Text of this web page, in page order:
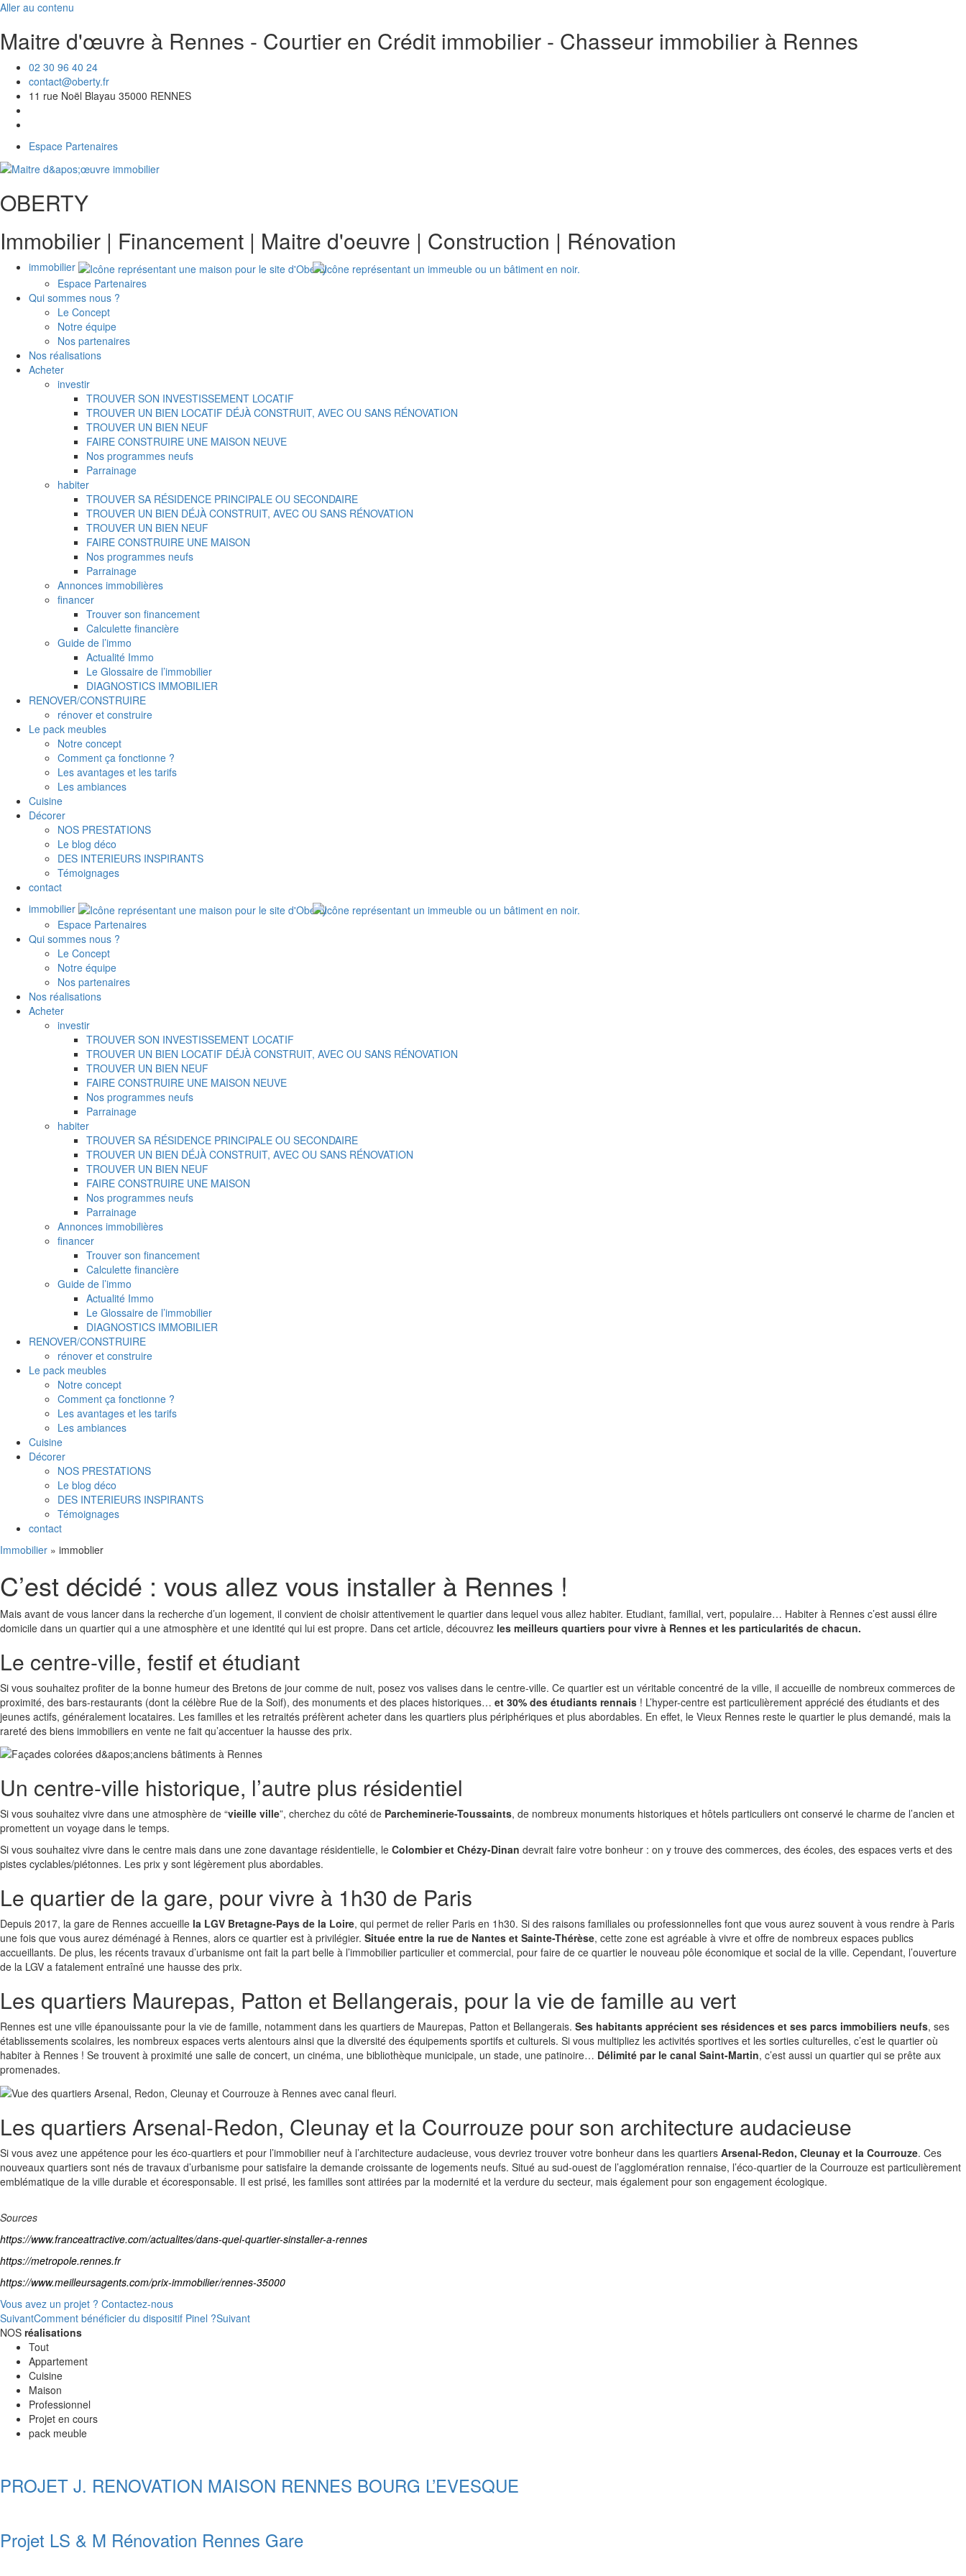
Aller au contenu
Maitre d'œuvre à Rennes - Courtier en Crédit immobilier - Chasseur immobilier à Rennes
02 30 96 40 24
contact@oberty.fr
11 rue Noël Blayau 35000 RENNES
Espace Partenaires
OBERTY
Immobilier | Financement | Maitre d'oeuvre | Construction | Rénovation
immobilier
Espace Partenaires
Qui sommes nous ?
Le Concept
Notre équipe
Nos partenaires
Nos réalisations
Acheter
investir
TROUVER SON INVESTISSEMENT LOCATIF
TROUVER UN BIEN LOCATIF DÉJÀ CONSTRUIT, AVEC OU SANS RÉNOVATION
TROUVER UN BIEN NEUF
FAIRE CONSTRUIRE UNE MAISON NEUVE
Nos programmes neufs
Parrainage
habiter
TROUVER SA RÉSIDENCE PRINCIPALE OU SECONDAIRE
TROUVER UN BIEN DÉJÀ CONSTRUIT, AVEC OU SANS RÉNOVATION
TROUVER UN BIEN NEUF
FAIRE CONSTRUIRE UNE MAISON
Nos programmes neufs
Parrainage
Annonces immobilières
financer
Trouver son financement
Calculette financière
Guide de l’immo
Actualité Immo
Le Glossaire de l’immobilier
DIAGNOSTICS IMMOBILIER
RENOVER/CONSTRUIRE
rénover et construire
Le pack meubles
Notre concept
Comment ça fonctionne ?
Les avantages et les tarifs
Les ambiances
Cuisine
Décorer
NOS PRESTATIONS
Le blog déco
DES INTERIEURS INSPIRANTS
Témoignages
contact
immobilier
Espace Partenaires
Qui sommes nous ?
Le Concept
Notre équipe
Nos partenaires
Nos réalisations
Acheter
investir
TROUVER SON INVESTISSEMENT LOCATIF
TROUVER UN BIEN LOCATIF DÉJÀ CONSTRUIT, AVEC OU SANS RÉNOVATION
TROUVER UN BIEN NEUF
FAIRE CONSTRUIRE UNE MAISON NEUVE
Nos programmes neufs
Parrainage
habiter
TROUVER SA RÉSIDENCE PRINCIPALE OU SECONDAIRE
TROUVER UN BIEN DÉJÀ CONSTRUIT, AVEC OU SANS RÉNOVATION
TROUVER UN BIEN NEUF
FAIRE CONSTRUIRE UNE MAISON
Nos programmes neufs
Parrainage
Annonces immobilières
financer
Trouver son financement
Calculette financière
Guide de l’immo
Actualité Immo
Le Glossaire de l’immobilier
DIAGNOSTICS IMMOBILIER
RENOVER/CONSTRUIRE
rénover et construire
Le pack meubles
Notre concept
Comment ça fonctionne ?
Les avantages et les tarifs
Les ambiances
Cuisine
Décorer
NOS PRESTATIONS
Le blog déco
DES INTERIEURS INSPIRANTS
Témoignages
contact
Immobilier » immoblier
C’est décidé : vous allez vous installer à Rennes !
Mais avant de vous lancer dans la recherche d’un logement, il convient de choisir attentivement le quartier dans lequel vous allez habiter. Etudiant, familial, vert, populaire… Habiter à Rennes c’est aussi élire
domicile dans un quartier qui a une atmosphère et une identité qui lui est propre. Dans cet article, découvrez les meilleurs quartiers pour vivre à Rennes et les particularités de chacun.
Le centre-ville, festif et étudiant
Si vous souhaitez profiter de la bonne humeur des Bretons de jour comme de nuit, posez vos valises dans le centre-ville. Ce quartier est un véritable concentré de la ville, il accueille de nombreux commerces de
proximité, des bars-restaurants (dont la célèbre Rue de la Soif), des monuments et des places historiques… et 30% des étudiants rennais ! L’hyper-centre est particulièrement apprécié des étudiants et des
jeunes actifs, généralement locataires. Les familles et les retraités préfèrent acheter dans les quartiers plus périphériques et plus abordables. En effet, le Vieux Rennes reste le quartier le plus demandé, mais la
rareté des biens immobiliers en vente ne fait qu’accentuer la hausse des prix.
Un centre-ville historique, l’autre plus résidentiel
Si vous souhaitez vivre dans une atmosphère de “vieille ville”, cherchez du côté de Parcheminerie-Toussaints, de nombreux monuments historiques et hôtels particuliers ont conservé le charme de l’ancien et
promettent un voyage dans le temps.
Si vous souhaitez vivre dans le centre mais dans une zone davantage résidentielle, le Colombier et Chézy-Dinan devrait faire votre bonheur : on y trouve des commerces, des écoles, des espaces verts et des
pistes cyclables/piétonnes. Les prix y sont légèrement plus abordables.
Le quartier de la gare, pour vivre à 1h30 de Paris
Depuis 2017, la gare de Rennes accueille la LGV Bretagne-Pays de la Loire, qui permet de relier Paris en 1h30. Si des raisons familiales ou professionnelles font que vous aurez souvent à vous rendre à Paris
une fois que vous aurez déménagé à Rennes, alors ce quartier est à privilégier. Située entre la rue de Nantes et Sainte-Thérèse, cette zone est agréable à vivre et offre de nombreux espaces publics
accueillants. De plus, les récents travaux d’urbanisme ont fait la part belle à l’immobilier particulier et commercial, pour faire de ce quartier le nouveau pôle économique et social de la ville. Cependant, l’ouverture
de la LGV a fatalement entraîné une hausse des prix.
Les quartiers Maurepas, Patton et Bellangerais, pour la vie de famille au vert
Rennes est une ville épanouissante pour la vie de famille, notamment dans les quartiers de Maurepas, Patton et Bellangerais. Ses habitants apprécient ses résidences et ses parcs immobiliers neufs, ses
établissements scolaires, les nombreux espaces verts alentours ainsi que la diversité des équipements sportifs et culturels. Si vous multipliez les activités sportives et les sorties culturelles, c’est le quartier où
habiter à Rennes ! Se trouvent à proximité une salle de concert, un cinéma, une bibliothèque municipale, un stade, une patinoire… Délimité par le canal Saint-Martin, c’est aussi un quartier qui se prête aux
promenades.
Les quartiers Arsenal-Redon, Cleunay et la Courrouze pour son architecture audacieuse
Si vous avez une appétence pour les éco-quartiers et pour l’immobilier neuf à l’architecture audacieuse, vous devriez trouver votre bonheur dans les quartiers Arsenal-Redon, Cleunay et la Courrouze. Ces
nouveaux quartiers sont nés de travaux d’urbanisme pour satisfaire la demande croissante de logements neufs. Situé au sud-ouest de l’agglomération rennaise, l’éco-quartier de la Courrouze est particulièrement
emblématique de la ville durable et écoresponsable. Il est prisé, les familles sont attirées par la modernité et la verdure du secteur, mais également pour son engagement écologique.
Sources
https://www.franceattractive.com/actualites/dans-quel-quartier-sinstaller-a-rennes
https://metropole.rennes.fr
https://www.meilleursagents.com/prix-immobilier/rennes-35000
Vous avez un projet ? Contactez-nous
SuivantComment bénéficier du dispositif Pinel ?Suivant
NOS réalisations
Tout
Appartement
Cuisine
Maison
Professionnel
Projet en cours
pack meuble
PROJET J. RENOVATION MAISON RENNES BOURG L’EVESQUE
Projet LS & M Rénovation Rennes Gare